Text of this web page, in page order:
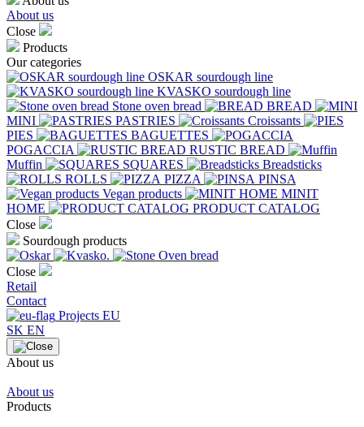
About us
Close
Products
Our categories
OSKAR sourdough line
KVASKO sourdough line
Stone oven bread
BREAD
MINI
PASTRIES
Croissants
PIES
BAGUETTES
POGACCIA
RUSTIC BREAD
Muffin
SQUARES
Breadsticks
ROLLS
PIZZA
PINSA
Vegan products
MINIT
HOME
PRODUCT CATALOG
Close
Sourdough products
Close
Retail
Contact
Projects EU
SK EN
About us
About us
Products